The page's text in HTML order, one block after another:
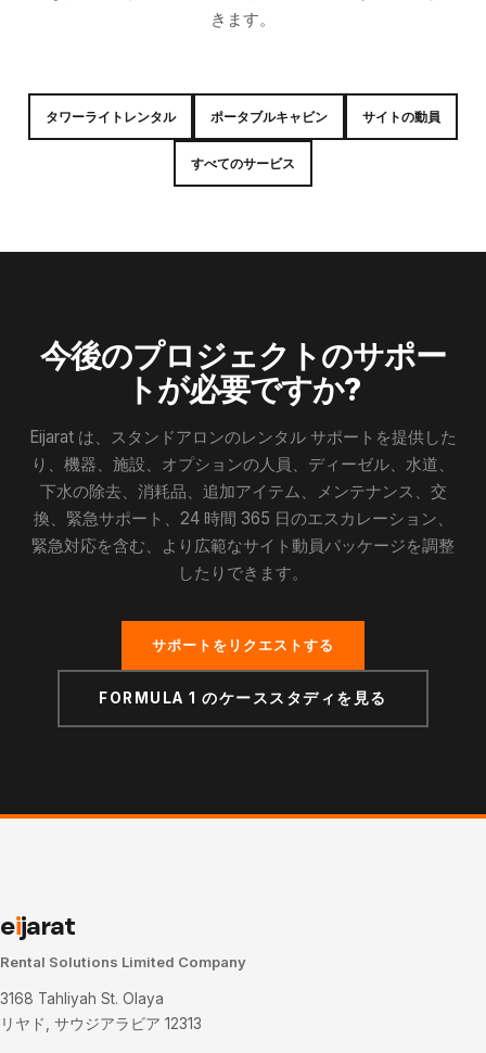
きます。
タワーライトレンタル ポータブルキャビン サイトの動員
すべてのサービス
今後のプロジェクトのサポー
トが必要ですか?
Eijarat は、スタンドアロンのレンタル サポートを提供した
り、機器、施設、オプションの人員、ディーゼル、水道、
下水の除去、消耗品、追加アイテム、メンテナンス、交
換、緊急サポート、24 時間 365 日のエスカレーション、
緊急対応を含む、より広範なサイト動員パッケージを調整
したりできます。
サポートをリクエストする
FORMULA 1 のケーススタディを見る
eijarat
Rental Solutions Limited Company
3168 Tahliyah St. Olaya
リヤド, サウジアラビア 12313